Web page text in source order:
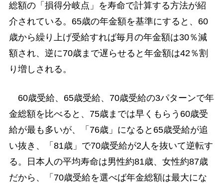
総額の「損得分岐点」を寿命で計算する方法が紹
介されている。65歳の年金額を基準にすると、60
歳から繰り上げ受給すれば毎月の年金額は30％減
額され、逆に70歳まで遅らせると年金額は42％割
り増しされる。
60歳受給、65歳受給、70歳受給の3パターンで年
金総額を比べると、75歳までは早くもらう60歳受
給が最も多いが、「76歳」になると65歳受給が追
い抜き、「81歳」で70歳受給が2人を抜いて逆転す
る。日本人の平均寿命は男性約81歳、女性約87歳
だから、「70歳受給を選べば年金総額は最大にな